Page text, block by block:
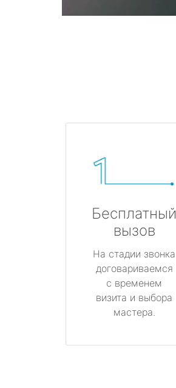
Бесплатный
вызов
На стадии звонка
договариваемся
с временем
визита и выбора
мастера.